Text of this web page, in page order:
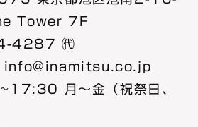
Tower 7F
4287 ㈹
info@inamitsu.co.jp
月～金（祝祭日、